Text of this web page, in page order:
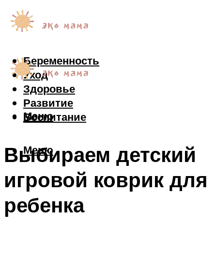
Беременность
Уход
Здоровье
Развитие
Воспитание
Меню
Меню
Выбираем детский
игровой коврик для
ребенка